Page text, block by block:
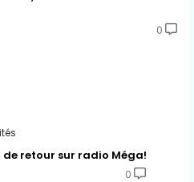
0
retour sur radio Méga!
0